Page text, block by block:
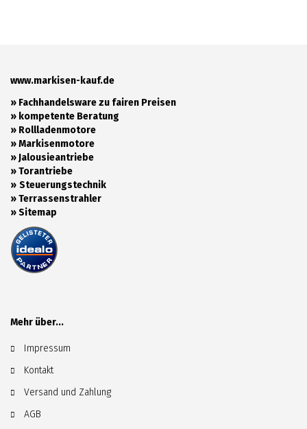
www.markisen-kauf.de
» Fachhandelsware zu fairen Preisen
» kompetente Beratung
» Rollladenmotore
»Markisenmotore
»Jalousieantriebe
»Torantriebe
» Steuerungstechnik
»Terrassenstrahler
»Sitemap
Mehr über...
Impressum
Kontakt
Versand und Zahlung
AGB